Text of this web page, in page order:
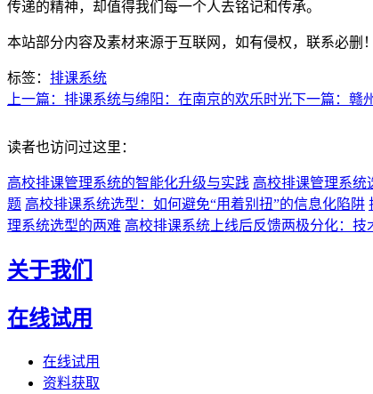
传递的精神，却值得我们每一个人去铭记和传承。
本站部分内容及素材来源于互联网，如有侵权，联系必删！
标签： 排课系统
上一篇：排课系统与绵阳：在南京的欢乐时光下一篇：赣
读者也访问过这里：
高校排课管理系统的智能化升级与实践 高校排课管理系统
题 高校排课系统选型：如何避免“用着别扭”的信息化陷阱
理系统选型的两难 高校排课系统上线后反馈两极分化：
关于我们
在线试用
在线试用
资料获取